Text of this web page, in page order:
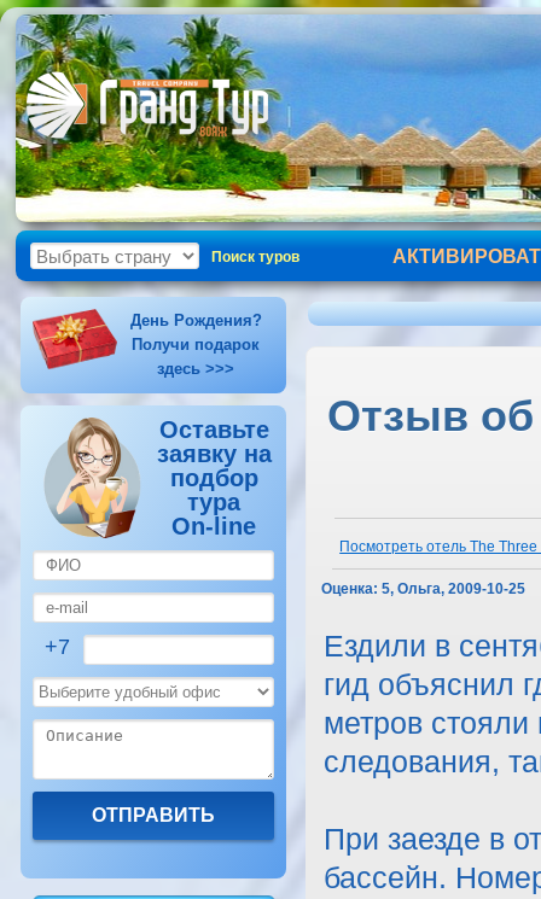
Поиск туров
День Рождения?
Получи подарок
здесь >>>
Оставьте
заявку на
подбор
тура
On-line
+7
Отзыв об
Посмотреть отель The
Оценка: 5, Ольга, 2009-10-25
Ездили в
гид объяснил
метров
следования,
При заезде в
бассейн.